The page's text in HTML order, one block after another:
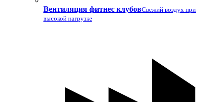
Вентиляция фитнес клубовСвежий воздух при
высокой нагрузке